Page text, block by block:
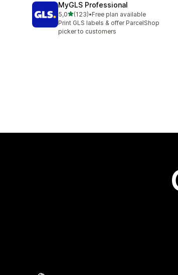
MyGLS Professional
5,0na 5 gwiazdek
(123)
Łączna liczba recenzji: 123
•Free plan available
Print GLS labels & offer ParcelShop
picker to customers